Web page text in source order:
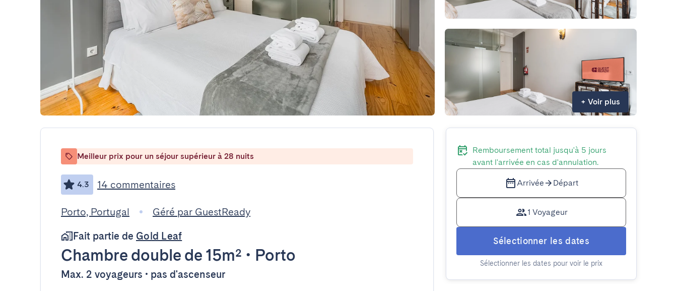
+ Voir plus
Meilleur prix pour un séjour supérieur à 28 nuits
4.3 14 commentaires
Porto, Portugal
Géré par GuestReady
Fait partie de Gold Leaf
Chambre double de 15m² • Porto
Max. 2 voyageurs • pas d'ascenseur
Remboursement total jusqu'à 5 jours
avant l'arrivée en cas d'annulation.
Arrivée Départ
1 Voyageur
Sélectionner les dates
Sélectionner les dates pour voir le prix